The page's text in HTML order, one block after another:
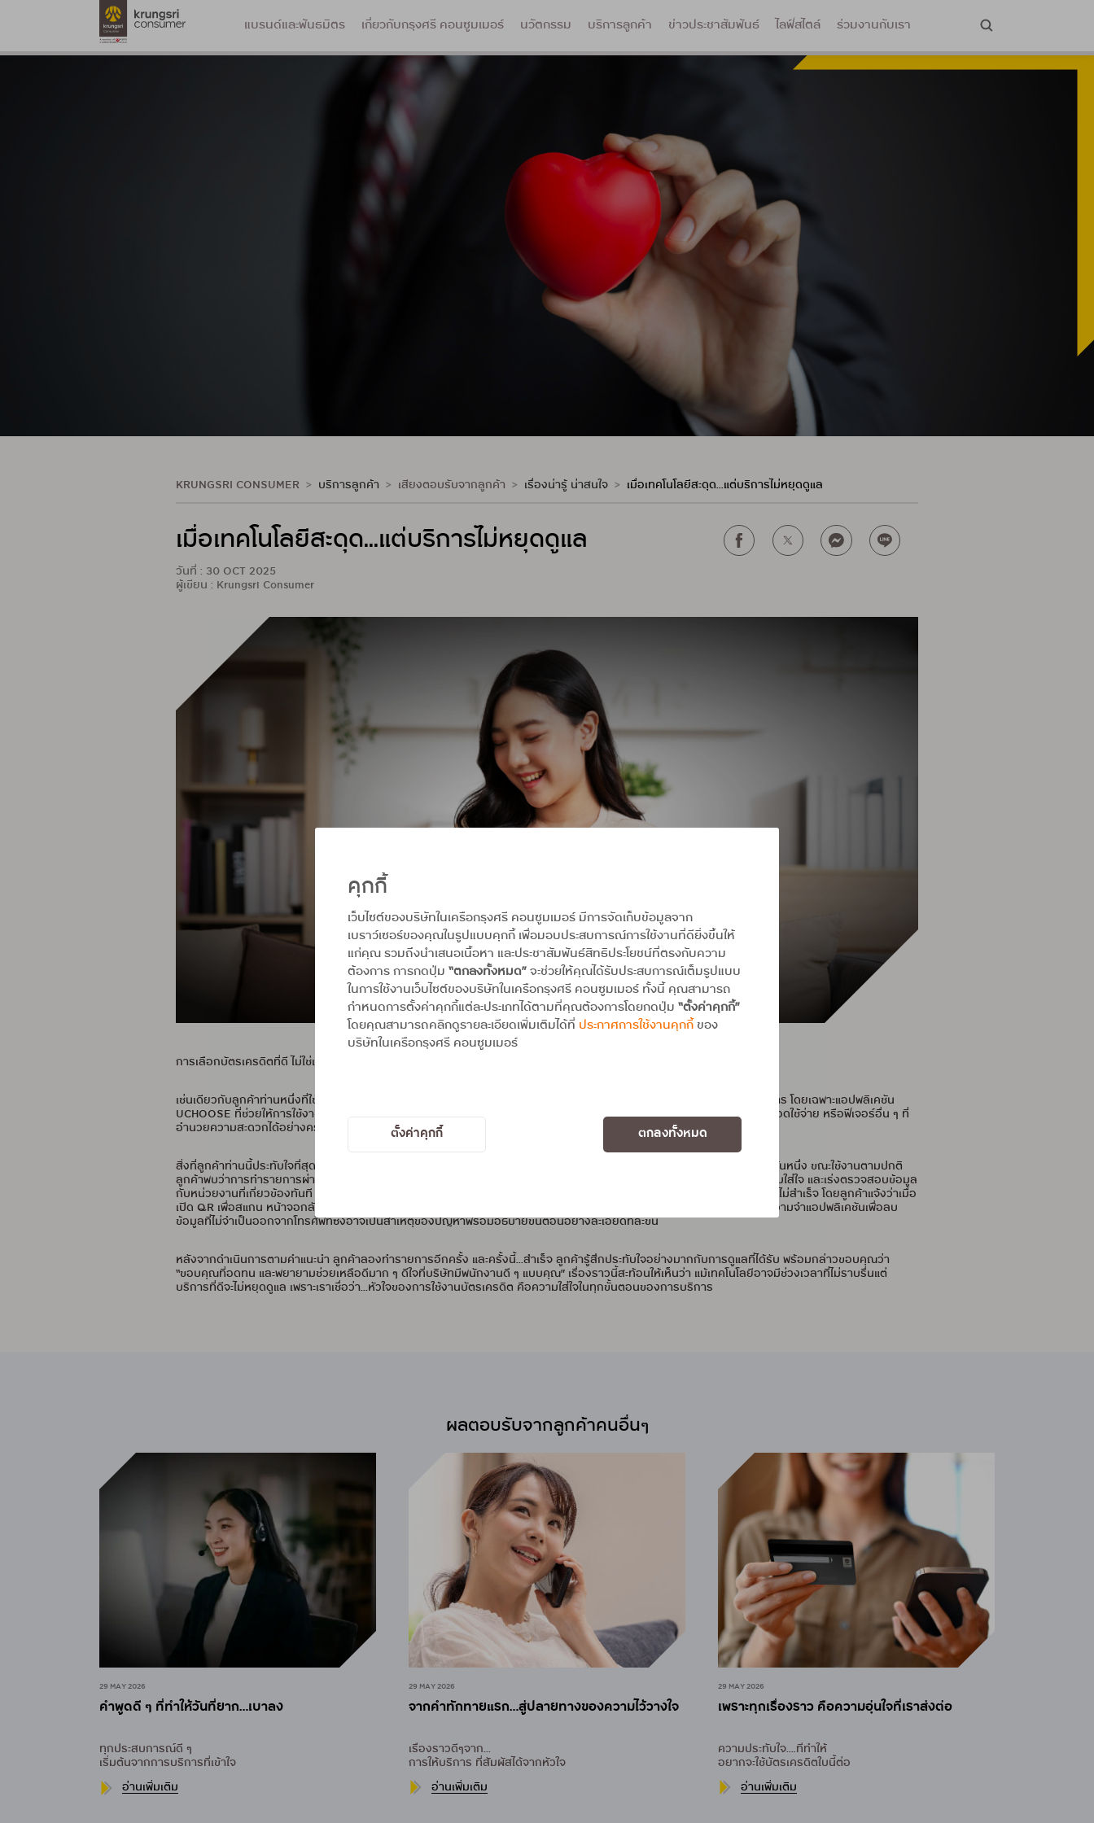
คุกกี้
เว็บไซต์ของบริษัทในเครือกรุงศรี คอนซูมเมอร์ มีการจัดเก็บข้อมูลจาก
เบราว์เซอร์ของคุณในรูปแบบคุกกี้ เพื่อมอบประสบการณ์การใช้งานที่ดียิ่งขึ้นให้
แก่คุณ รวมถึงนำเสนอเนื้อหา และประชาสัมพันธ์สิทธิประโยชน์ที่ตรงกับความ
ต้องการ การกดปุ่ม “ตกลงทั้งหมด”จะช่วยให้คุณได้รับประสบการณ์เต็มรูปแบบ
ในการใช้งานเว็บไซต์ของบริษัทในเครือกรุงศรี คอนซูมเมอร์ ทั้งนี้ คุณสามารถ
กำหนดการตั้งค่าคุกกี้แต่ละประเภทได้ตามที่คุณต้องการโดยกดปุ่ม “ตั้งค่าคุกกี้”
โดยคุณสามารถคลิกดูรายละเอียดเพิ่มเติมได้ที่ ประกาศการใช้งานคุกกี้ของ
บริษัทในเครือกรุงศรี คอนซูมเมอร์
ตั้งค่าคุกกี้ ตกลงทั้งหมด
แบรนด์และพันธมิตร เกี่ยวกับกรุงศรี คอนซูมเมอร์ นวัตกรรม บริการลูกค้า ข่าวประชาสัมพันธ์ ไลฟ์สไตล์ ร่วมงานกับเรา
KRUNGSRI CONSUMER บริการลูกค้า เสียงตอบรับจากลูกค้า เรื่องน่ารู้ น่าสนใจ เมื่อเทคโนโลยีสะดุด...แต่บริการไม่หยุดดูแล
เมื่อเทคโนโลยีสะดุด...แต่บริการไม่หยุดดูแล
วันที่ : 30 OCT 2025
ผู้เขียน : Krungsri Consumer
การเลือกบัตรเครดิตที่ดี ไม่ใช่แค่เรื่องของสิทธิประโยชน์หรือโปรโมชัน แต่คือการตอบโจทย์การใช้งานในชีวิตประจำวันอย่างแท้จริง
เช่นเดียวกับลูกค้าท่านหนึ่งที่ใช้บัตรเครดิตในกลุ่มกรุงศรี คอนซูมเมอร์ มานานหลายปี ด้วยความชื่นชอบในความทันสมัยของบริการ โดยเฉพาะแอปพลิเคชัน
UCHOOSE ที่ช่วยให้การใช้งานบัตรเครดิตเป็นเรื่องง่ายและมั่นใจมากขึ้น ไม่ว่าจะเป็นการตรวจสอบวงเงินคงเหลือ การแจ้งเตือนยอดใช้จ่าย หรือฟีเจอร์อื่น ๆ ที่
อำนวยความสะดวกได้อย่างครบครัน
สิ่งที่ลูกค้าท่านนี้ประทับใจที่สุด คือการชำระค่าสินค้าและบริการผ่าน QR Payment ที่ช่วยให้ชีวิตประจำวันคล่องตัวขึ้นมาก แต่แล้ววันหนึ่ง ขณะใช้งานตามปกติ
ลูกค้าพบว่าการทำรายการผ่าน QR Payment ไม่สำเร็จ จึงรีบติดต่อมายังศูนย์บริการด้วยความกังวล เจ้าหน้าที่รับเรื่องด้วยความใส่ใจ และเร่งตรวจสอบข้อมูล
กับหน่วยงานที่เกี่ยวข้องทันที พบว่าบัตรเครดิตยังสามารถใช้งานได้ตามปกติ จึงแนะนำให้ลูกค้าลองทำรายการใหม่อีกครั้ง แต่ก็ยังไม่สำเร็จ โดยลูกค้าแจ้งว่าเมื่อ
เปิด QR เพื่อสแกน หน้าจอกลับดับทันที ด้วยประสบการณ์และความเข้าใจในเทคโนโลยี เจ้าหน้าที่จึงแนะนำให้ลูกค้าลองล้างหน่วยความจำแอปพลิเคชันเพื่อลบ
ข้อมูลที่ไม่จำเป็นออกจากโทรศัพท์ซึ่งอาจเป็นสาเหตุของปัญหาพร้อมอธิบายขั้นตอนอย่างละเอียดทีละขั้น
หลังจากดำเนินการตามคำแนะนำ ลูกค้าลองทำรายการอีกครั้ง และครั้งนี้...สำเร็จ ลูกค้ารู้สึกประทับใจอย่างมากกับการดูแลที่ได้รับ พร้อมกล่าวขอบคุณว่า
“ขอบคุณที่อดทน และพยายามช่วยเหลือดีมาก ๆ ดีใจที่บริษัทมีพนักงานดี ๆ แบบคุณ” เรื่องราวนี้สะท้อนให้เห็นว่า แม้เทคโนโลยีอาจมีช่วงเวลาที่ไม่ราบรื่นแต่
บริการที่ดีจะไม่หยุดดูแล เพราะเราเชื่อว่า...หัวใจของการใช้งานบัตรเครดิต คือความใส่ใจในทุกขั้นตอนของการบริการ
ผลตอบรับจากลูกค้าคนอื่นๆ
29 MAY 2026
คำพูดดี ๆ ที่ทำให้วันที่ยาก…เบาลง
ทุกประสบการณ์ดี ๆ
เริ่มต้นจากการบริการที่เข้าใจ
อ่านเพิ่มเติม
29 MAY 2026
จากคำทักทายแรก…สู่ปลายทางของความไว้วางใจ
เรื่องราวดีๆจาก...
การให้บริการ ที่สัมผัสได้จากหัวใจ
อ่านเพิ่มเติม
29 MAY 2026
เพราะทุกเรื่องราว คือความอุ่นใจที่เราส่งต่อ
ความประทับใจ....ที่ทำให้
อยากจะใช้บัตรเครดิตใบนี้ต่อ
อ่านเพิ่มเติม